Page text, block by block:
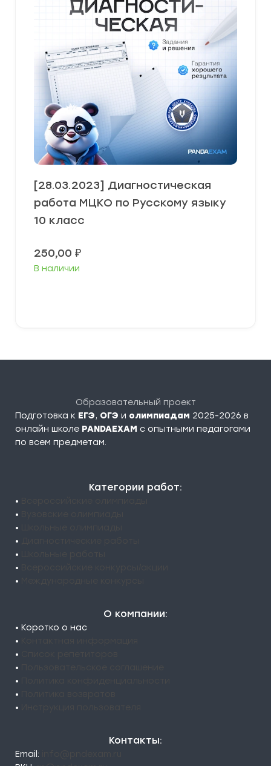
[28.03.2023] Диагностическая
работа МЦКО по Русскому языку
10 класс
250,00 ₽
В наличии
Образовательный проект
Подготовка к ЕГЭ, ОГЭ и олимпиадам 2025-2026 в
онлайн школе PANDAEXAM c опытными педагогами
по всем предметам.
Категории работ:
•
•
•
•
•
•
•
О компании:
• Коротко о нас
•
•
•
•
•
•
Контакты:
Email: